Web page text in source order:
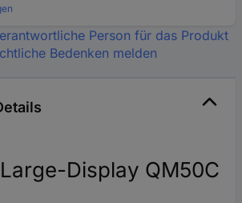
Person für das Produkt
Bedenken melden
Display QM50C